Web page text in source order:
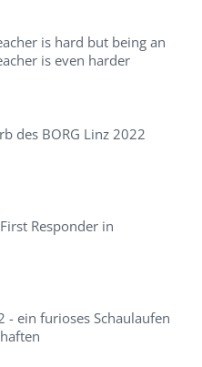
is hard but being an
is even harder
des BORG Linz 2022
Responder in
- ein furioses Schaulaufen